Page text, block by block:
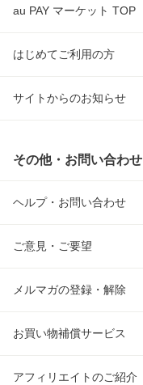
au PAY マーケット TOP
はじめてご利用の方
サイトからのお知らせ
その他・お問い合わせ
ヘルプ・お問い合わせ
ご意見・ご要望
メルマガの登録・解除
お買い物補償サービス
アフィリエイトのご紹介